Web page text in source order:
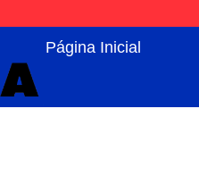
Página Inicial